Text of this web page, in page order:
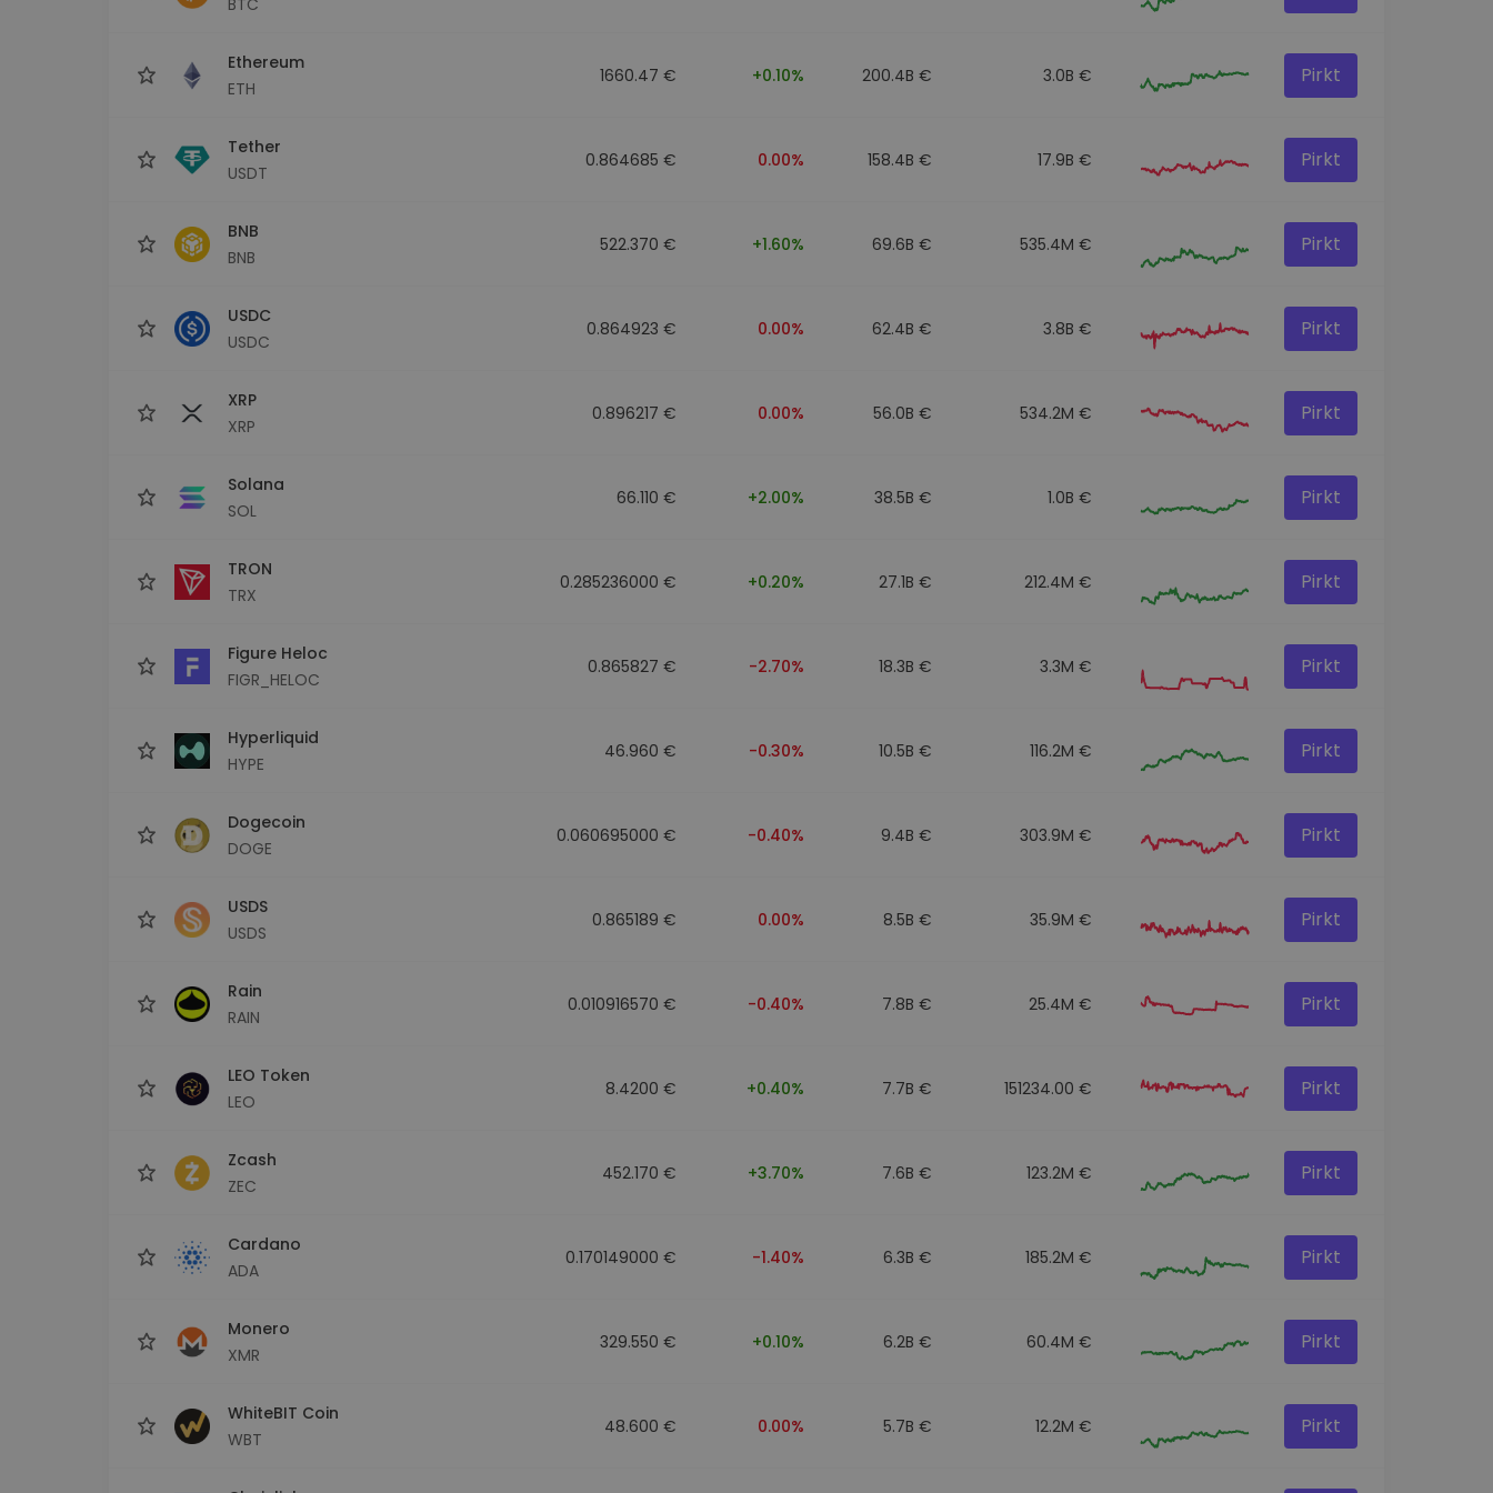
Ethereum
ETH
1660.47 € +0.10% 200.4B € 3.0B € Pirkt
Tether
USDT
0.864685 € 0.00% 158.4B € 17.9B € Pirkt
BNB
BNB
522.370 € +1.60% 69.6B € 535.4M € Pirkt
USDC
USDC
0.864923 € 0.00% 62.4B € 3.8B € Pirkt
XRP
XRP
0.896217 € 0.00% 56.0B € 534.2M € Pirkt
Solana
SOL
66.110 € +2.00% 38.5B € 1.0B € Pirkt
TRON
TRX
0.285236000 € +0.20% 27.1B € 212.4M € Pirkt
Figure Heloc
FIGR_HELOC
0.865827 € -2.70% 18.3B € 3.3M € Pirkt
Hyperliquid
HYPE
46.960 € -0.30% 10.5B € 116.2M € Pirkt
Dogecoin
DOGE
0.060695000 € -0.40% 9.4B € 303.9M € Pirkt
USDS
USDS
0.865189 € 0.00% 8.5B € 35.9M € Pirkt
Rain
RAIN
0.010916570 € -0.40% 7.8B € 25.4M € Pirkt
LEO Token
LEO
8.4200 € +0.40% 7.7B € 151234.00 € Pirkt
Zcash
ZEC
452.170 € +3.70% 7.6B € 123.2M € Pirkt
Cardano
ADA
0.170149000 € -1.40% 6.3B € 185.2M € Pirkt
Monero
XMR
329.550 € +0.10% 6.2B € 60.4M € Pirkt
WhiteBIT Coin
WBT
48.600 € 0.00% 5.7B € 12.2M € Pirkt